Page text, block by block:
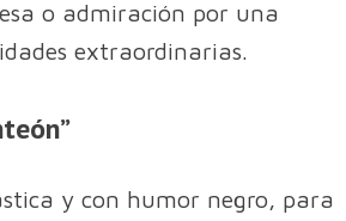
o admiración por una
extraordinarias.
y con humor negro, para